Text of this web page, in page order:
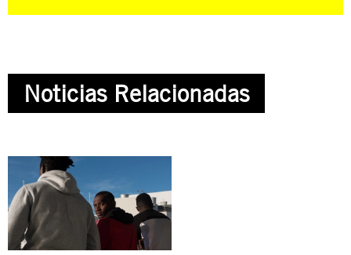
Noticias Relacionadas